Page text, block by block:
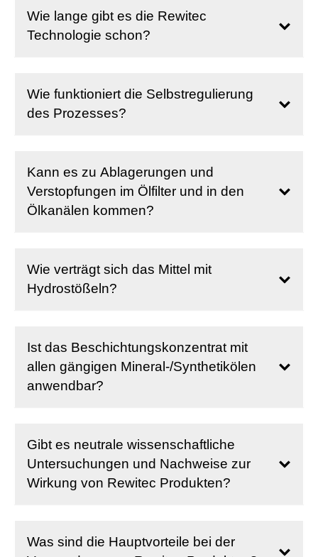
Wie lange gibt es die Rewitec
Technologie schon?
Wie funktioniert die Selbstregulierung
des Prozesses?
Kann es zu Ablagerungen und
Verstopfungen im Ölfilter und in den
Ölkanälen kommen?
Wie verträgt sich das Mittel mit
Hydrostößeln?
Ist das Beschichtungskonzentrat mit
allen gängigen Mineral-/Synthetikölen
anwendbar?
Gibt es neutrale wissenschaftliche
Untersuchungen und Nachweise zur
Wirkung von Rewitec Produkten?
Was sind die Hauptvorteile bei der